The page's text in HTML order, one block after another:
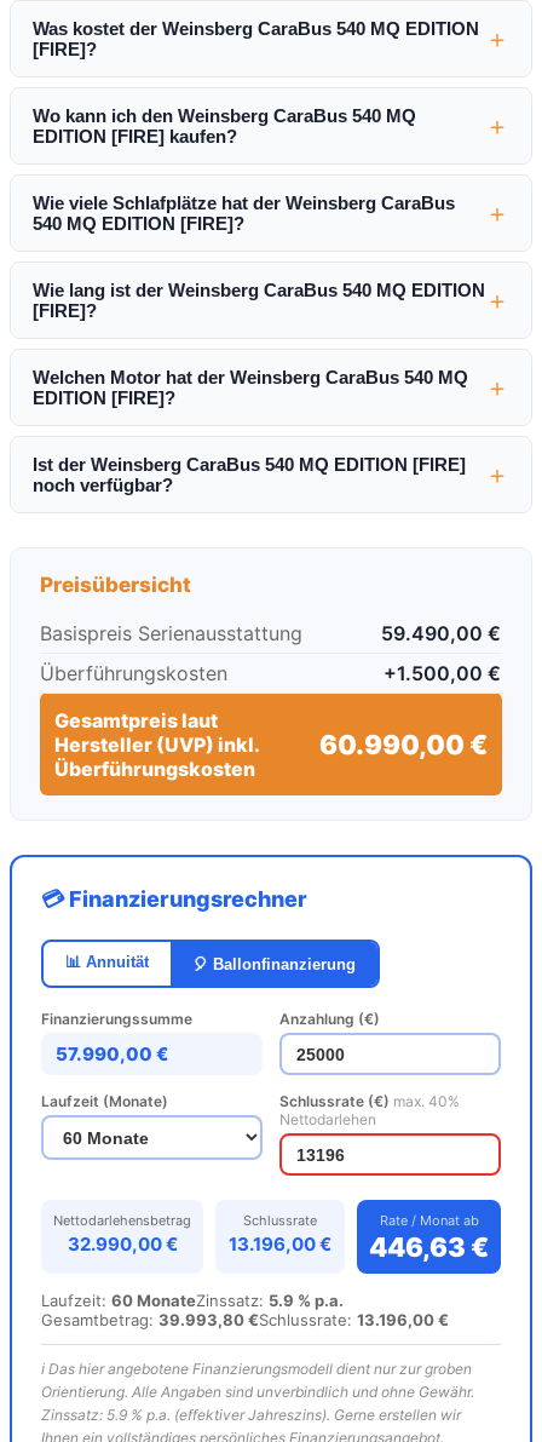
Was kostet der Weinsberg CaraBus 540 MQ EDITION
[FIRE]?
＋
Wo kann ich den Weinsberg CaraBus 540 MQ
EDITION [FIRE] kaufen?
＋
Wie viele Schlafplätze hat der Weinsberg CaraBus
540 MQ EDITION [FIRE]?
＋
Wie lang ist der Weinsberg CaraBus 540 MQ EDITION
[FIRE]?
＋
Welchen Motor hat der Weinsberg CaraBus 540 MQ
EDITION [FIRE]?
＋
Ist der Weinsberg CaraBus 540 MQ EDITION [FIRE]
noch verfügbar?
＋
Preisübersicht
Basispreis Serienausstattung
59.490,00 €
Überführungskosten
+1.500,00 €
Gesamtpreis laut
Hersteller (UVP) inkl.
Überführungskosten
60.990,00 €
💳 Finanzierungsrechner
📊 Annuität 🎈 Ballonfinanzierung
Finanzierungssumme
57.990,00 €
Anzahlung (€)
Laufzeit (Monate) Schlussrate (€) max. 40%
Nettodarlehen
Nettodarlehensbetrag
32.990,00 €
Schlussrate
13.196,00 €
Rate / Monat ab
446,63 €
Laufzeit: 60 MonateZinssatz: 5.9 % p.a.
Gesamtbetrag: 39.993,80 €Schlussrate: 13.196,00 €
ℹ️ Das hier angebotene Finanzierungsmodell dient nur zur groben
Orientierung. Alle Angaben sind unverbindlich und ohne Gewähr.
Zinssatz: 5.9 % p.a. (effektiver Jahreszins). Gerne erstellen wir
Ihnen ein vollständiges persönliches Finanzierungsangebot.